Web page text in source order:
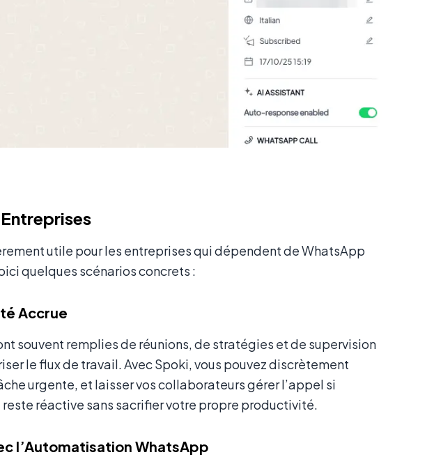
utile pour les entreprises qui dépendent de WhatsApp
quelques scénarios concrets :
Accrue
souvent remplies de réunions, de stratégies et de supervision
le flux de travail. Avec Spoki, vous pouvez discrètement
urgente, et laisser vos collaborateurs gérer l’appel si
réactive sans sacrifier votre propre productivité.
l’Automatisation WhatsApp